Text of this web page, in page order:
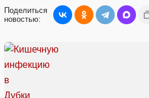
Поделиться
новостью: